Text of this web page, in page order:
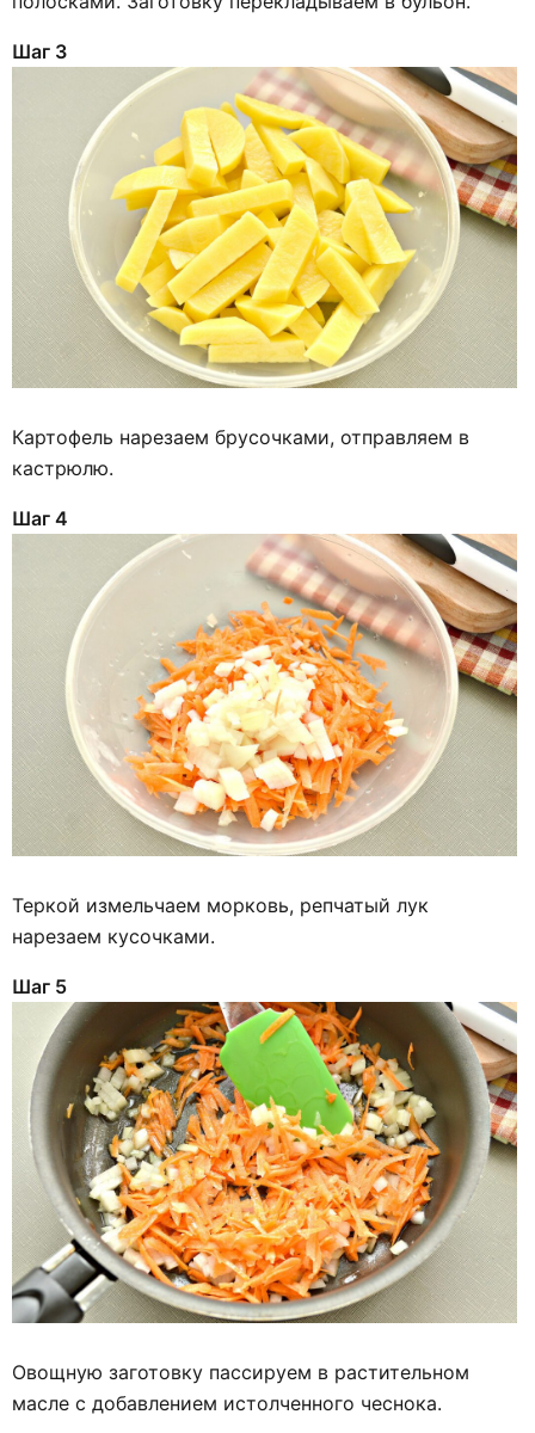
Шаг 3
Картофель нарезаем брусочками, отправляем в
кастрюлю.
Шаг 4
Теркой измельчаем морковь, репчатый лук
нарезаем кусочками.
Шаг 5
Овощную заготовку пассируем в растительном
масле с добавлением истолченного чеснока.